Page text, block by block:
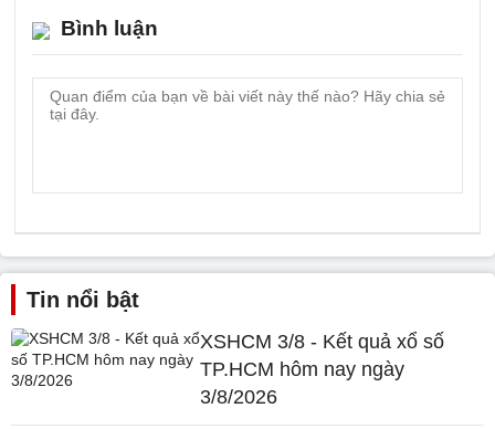
Bình luận
Tin nổi bật
XSHCM 3/8 - Kết quả xổ số
TP.HCM hôm nay ngày
3/8/2026